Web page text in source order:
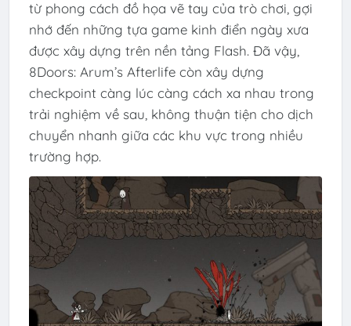
từ phong cách đồ họa vẽ tay của trò chơi, gợi
nhớ đến những tựa game kinh điển ngày xưa
được xây dựng trên nền tảng Flash. Đã vậy,
8Doors: Arum’s Afterlife còn xây dựng
checkpoint càng lúc càng cách xa nhau trong
trải nghiệm về sau, không thuận tiện cho dịch
chuyển nhanh giữa các khu vực trong nhiều
trường hợp.